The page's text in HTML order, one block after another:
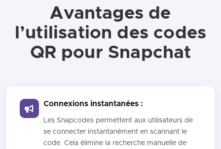
Avantages de
l’utilisation des codes
QR pour Snapchat
Connexions instantanées :
Les Snapcodes permettent aux utilisateurs de
se connecter instantanément en scannant le
code. Cela élimine la recherche manuelle de